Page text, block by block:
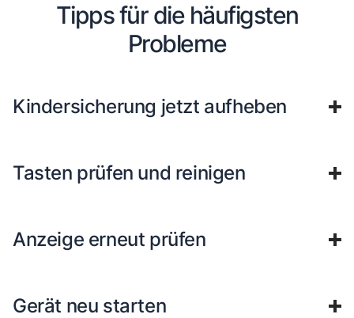
Tipps für die häufigsten
Probleme
Kindersicherung jetzt aufheben
Tasten prüfen und reinigen
Anzeige erneut prüfen
Gerät neu starten